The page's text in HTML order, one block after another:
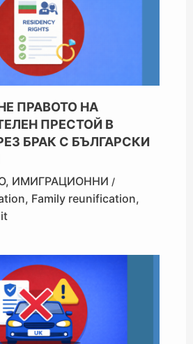
ПРАВОТО НА
ПРЕСТОЙ В
БРАК С БЪЛГАРСКИ
, ИМИГРАЦИОННИ /
, Family reunification,